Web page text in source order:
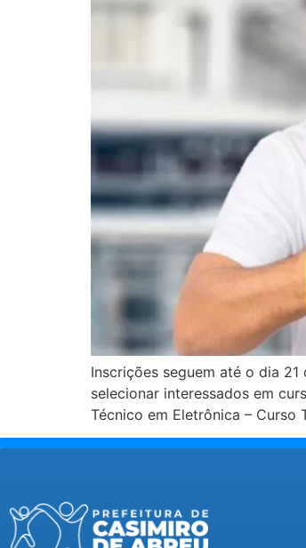
Inscrições seguem até o dia
selecionar interessados em
Técnico em Eletrônica – Curso